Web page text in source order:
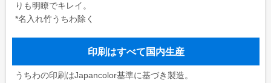
りも明瞭でキレイ。
*名入れ竹うちわ除く
印刷はすべて国内生産
うちわの印刷はJapancolor基準に基づき製造。